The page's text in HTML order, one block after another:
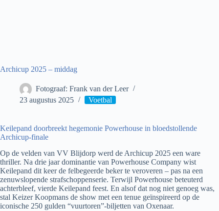
Archicup 2025 – middag
Fotograaf: Frank van der Leer
23 augustus 2025
Voetbal
Keilepand doorbreekt hegemonie Powerhouse in bloedstollende
Archicup-finale
Op de velden van VV Blijdorp werd de Archicup 2025 een ware
thriller. Na drie jaar dominantie van Powerhouse Company wist
Keilepand dit keer de felbegeerde beker te veroveren – pas na een
zenuwslopende strafschoppenserie. Terwijl Powerhouse beteuterd
achterbleef, vierde Keilepand feest. En alsof dat nog niet genoeg was,
stal Keizer Koopmans de show met een tenue geïnspireerd op de
iconische 250 gulden “vuurtoren”-biljetten van Oxenaar.